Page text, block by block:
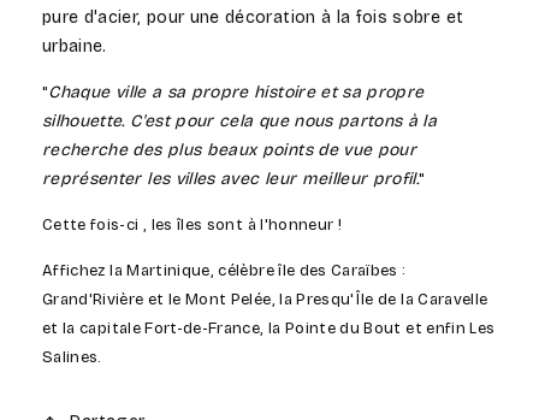
pure d'acier, pour une décoration à la fois sobre et
urbaine.
"Chaque ville a sa propre histoire et sa propre
silhouette. C'est pour cela que nous partons à la
recherche des plus beaux points de vue pour
représenter les villes avec leur meilleur profil."
Cette fois-ci , les îles sont à l'honneur !
Affichez la Martinique, célèbre île des Caraïbes :
Grand'Rivière et le Mont Pelée, la Presqu'Île de la Caravelle
et la capitale Fort-de-France, la Pointe du Bout et enfin Les
Salines.